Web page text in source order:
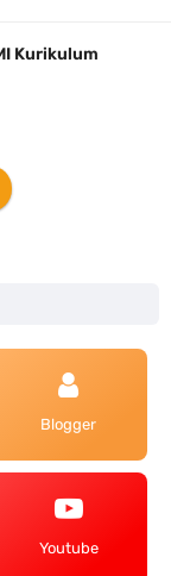
Kurikulum
Blogger
Youtube